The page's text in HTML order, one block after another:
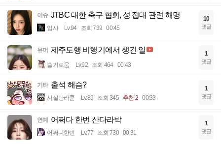
이슈 JTBC 대한 축구 협회, 성 접대 관련 해명
입사 Lv.94 조회 739 00:45
10
댓글
유머 제주도행 비행기에서 생긴 일
슬기로움 Lv.92 조회 464 00:43
1
댓글
기타 출석 해슴?
사실난라쿤 Lv.89 조회 345 추천 2 00:33
1
댓글
연예 어쩌다 한번 산다라박
어쩌다한번 Lv.77 조회 730 00:31
1
댓글